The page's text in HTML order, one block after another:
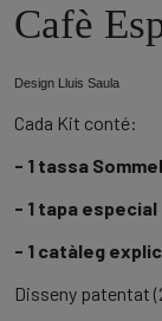
Cafè
Design Lluis Saula
Cada Kit conté:
- 1 tassa
- 1 tapa
- 1 catàleg
Disseny patentat